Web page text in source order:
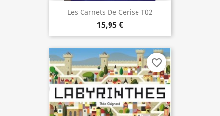
Les Carnets De Cerise T02
15,95 €
favorite_border